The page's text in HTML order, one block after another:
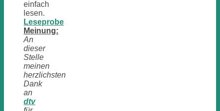
einfach
lesen.
Leseprobe
Meinung:
An
dieser
Stelle
meinen
herzlichsten
Dank
an
dtv